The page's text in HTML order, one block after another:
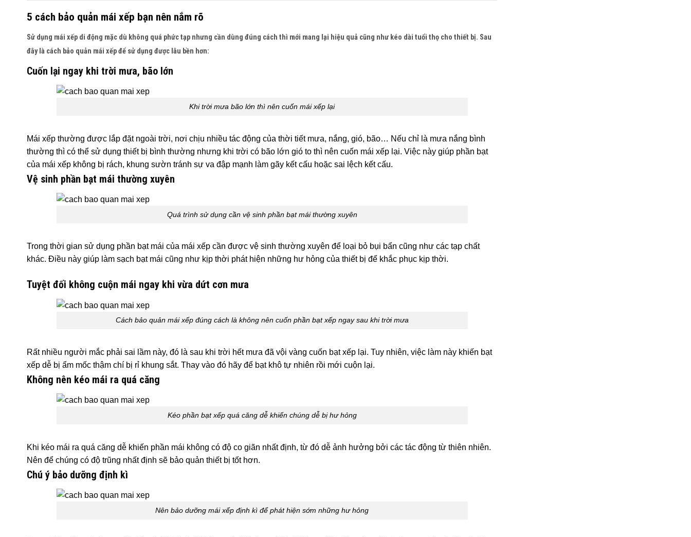
5 cách bảo quản mái xếp bạn nên nắm rõ
Sử dụng mái xếp di động mặc dù không quá phức tạp nhưng cần dùng đúng cách thì mới mang lại hiệu quả cũng như kéo dài tuổi thọ cho thiết bị. Sau
đây là cách bảo quản mái xếp để sử dụng được lâu bền hơn:
Cuốn lại ngay khi trời mưa, bão lớn
Khi trời mưa bão lớn thì nên cuốn mái xếp lại
Mái xếp thường được lắp đặt ngoài trời, nơi chịu nhiều tác động của thời tiết mưa, nắng, gió, bão… Nếu chỉ là mưa nắng bình
thường thì có thể sử dụng thiết bị bình thường nhưng khi trời có bão lớn gió to thì nên cuốn mái xếp lại. Việc này giúp phần bạt
của mái xếp không bị rách, khung sườn tránh sự va đập mạnh làm gãy kết cấu hoặc sai lệch kết cấu.
Vệ sinh phần bạt mái thường xuyên
Quá trình sử dụng cần vệ sinh phần bạt mái thường xuyên
Trong thời gian sử dụng phần bạt mái của mái xếp cần được vệ sinh thường xuyên để loại bỏ bụi bẩn cũng như các tạp chất
khác. Điều này giúp làm sạch bạt mái cũng như kịp thời phát hiện những hư hỏng của thiết bị để khắc phục kịp thời.
Tuyệt đối không cuộn mái ngay khi vừa dứt cơn mưa
Cách bảo quản mái xếp đúng cách là không nên cuốn phần bạt xếp ngay sau khi trời mưa
Rất nhiều người mắc phải sai lầm này, đó là sau khi trời hết mưa đã vội vàng cuốn bạt xếp lại. Tuy nhiên, việc làm này khiến bạt
xếp dễ bị ẩm mốc thậm chí bị rỉ khung sắt. Thay vào đó hãy để bạt khô tự nhiên rồi mới cuộn lại.
Không nên kéo mái ra quá căng
Kéo phần bạt xếp quá căng dễ khiến chúng dễ bị hư hỏng
Khi kéo mái ra quá căng dễ khiến phần mái không có độ co giãn nhất định, từ đó dễ ảnh hưởng bởi các tác động từ thiên nhiên.
Nên để chúng có độ trũng nhất định sẽ bảo quản thiết bị tốt hơn.
Chú ý bảo dưỡng định kì
Nên bảo dưỡng mái xếp định kì để phát hiện sớm những hư hỏng